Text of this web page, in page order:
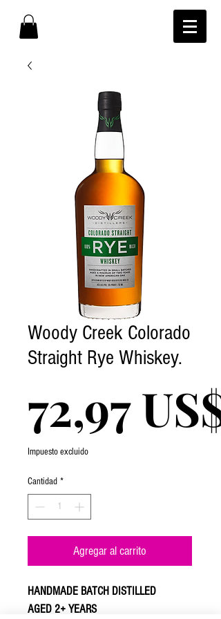
Woody Creek Colorado
Straight Rye Whiskey.
72,97 US$
Impuesto excluido
Cantidad *
Agregar al carrito
HANDMADE BATCH DISTILLED
AGED 2+ YEARS